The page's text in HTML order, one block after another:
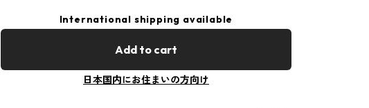
International shipping available
Add to cart
日本国内にお住まいの方向け